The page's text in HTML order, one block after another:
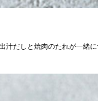
汁だしと焼肉のたれが一緒